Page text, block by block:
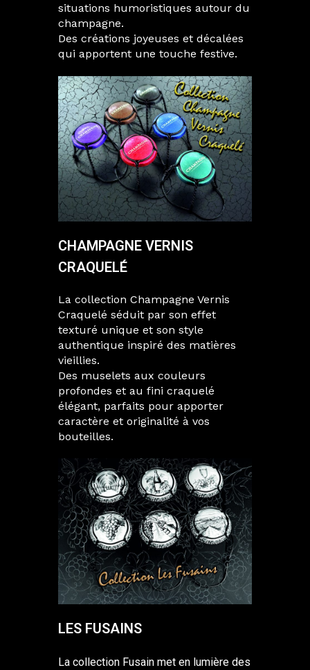
situations humoristiques autour du
champagne.
Des créations joyeuses et décalées
qui apportent une touche festive.
CHAMPAGNE VERNIS
CRAQUELÉ
La collection Champagne Vernis
Craquelé séduit par son effet
texturé unique et son style
authentique inspiré des matières
vieillies.
Des muselets aux couleurs
profondes et au fini craquelé
élégant, parfaits pour apporter
caractère et originalité à vos
bouteilles.
LES FUSAINS
La collection Fusain met en lumière des